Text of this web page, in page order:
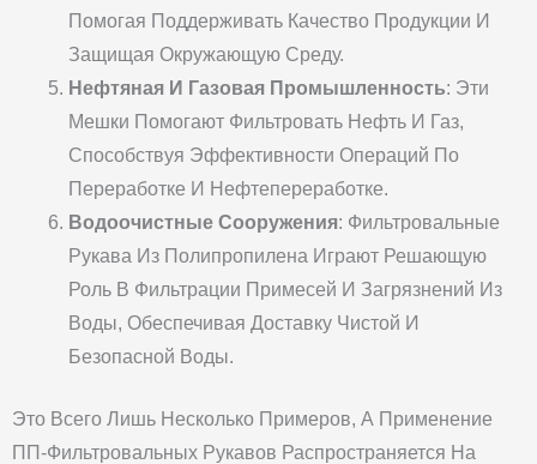
Помогая Поддерживать Качество Продукции И
Защищая Окружающую Среду.
Нефтяная И Газовая Промышленность: Эти
Мешки Помогают Фильтровать Нефть И Газ,
Способствуя Эффективности Операций По
Переработке И Нефтепереработке.
Водоочистные Сооружения: Фильтровальные
Рукава Из Полипропилена Играют Решающую
Роль В Фильтрации Примесей И Загрязнений Из
Воды, Обеспечивая Доставку Чистой И
Безопасной Воды.
Это Всего Лишь Несколько Примеров, А Применение
ПП-Фильтровальных Рукавов Распространяется На